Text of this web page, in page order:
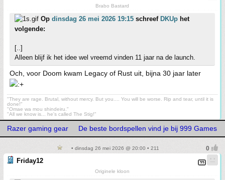
Brabo Bastard
Op dinsdag 26 mei 2026 19:15 schreef DKUp het
volgende:
[..]
Alleen blijf ik het idee wel vreemd vinden 11 jaar na de launch.
Och, voor Doom kwam Legacy of Rust uit, bijna 30 jaar later
"They are rage. Brutal, without mercy. But you.... You will be worse. Rip and tear, until it is
done!"
"Omae wa mou shindeiru."
"All we know is... he's called The Stig!"
Razer gaming gear De beste bordspellen vind je bij 999 Games
• dinsdag 26 mei 2026 @ 20:00 • 211
Friday12
Originele kloon